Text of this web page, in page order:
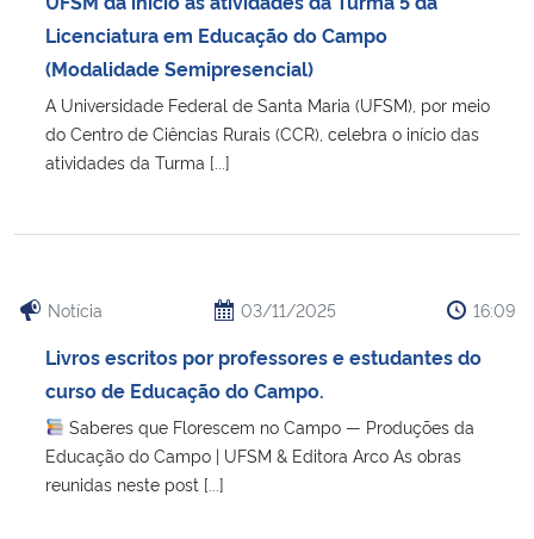
Secretaria de Governo
Gabinete de Segurança Institucional
Advocacia-Geral da União
Licenciatura em Educação do Campo
(Modalidade Semipresencial)
A Universidade Federal de Santa Maria (UFSM), por meio
do Centro de Ciências Rurais (CCR), celebra o início das
atividades da Turma [...]
Notícia 03/11/2025 16:09
Livros escritos por professores e estudantes do
curso de Educação do Campo.
Saberes que Florescem no Campo — Produções da
Educação do Campo | UFSM & Editora Arco As obras
reunidas neste post [...]